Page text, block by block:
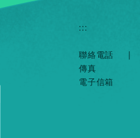
:::
聯絡電話
|
傳真
電子信箱